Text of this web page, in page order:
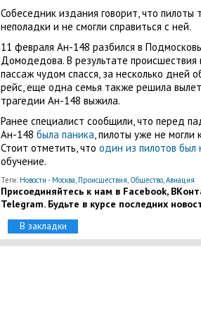
Собеседник издания говорит, что пилоты
неполадки и не смогли справиться с ней.
11 февраля Ан-148 разбился в
Домодедова. В результате происшествия
пассаж чудом спасся, за несколько дней
рейс, еще одна семья также решила
трагедии Ан-148 выжила.
Ранее специалист сообщили, что перед
Ан-148 была паника, пилоты уже не могли
Стоит отметить, что один из пилотов был
обучение.
Теги: Новости - Москва, Происшествия, Общество,Авиация
Присоединяйтесь к нам в Facebook,
Telegram. Будьте в курсе последних
В закладки